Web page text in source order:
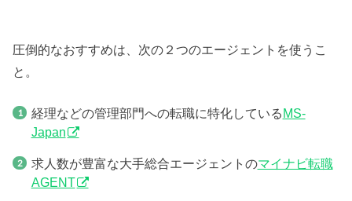
圧倒的なおすすめは、次の２つのエージェントを使うこ
と。
経理などの管理部門への転職に特化しているMS-
Japan
求人数が豊富な大手総合エージェントのマイナビ転職
AGENT